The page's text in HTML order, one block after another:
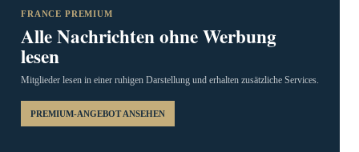
FRANCE PREMIUM
Alle Nachrichten ohne Werbung
lesen
Mitglieder lesen in einer ruhigen Darstellung und erhalten zusätzliche Services.
PREMIUM-ANGEBOT ANSEHEN